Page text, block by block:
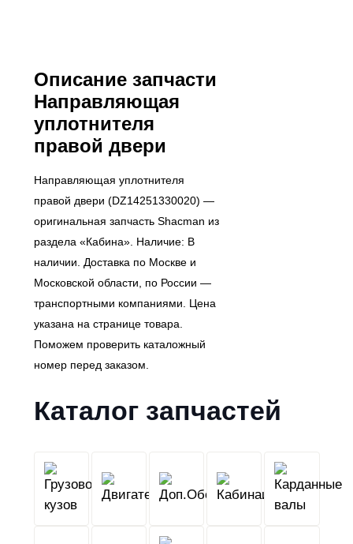
Описание запчасти
Направляющая
уплотнителя
правой двери
Направляющая уплотнителя
правой двери (DZ14251330020) —
оригинальная запчасть Shacman из
раздела «Кабина». Наличие: В
наличии. Доставка по Москве и
Московской области, по России —
транспортными компаниями. Цена
указана на странице товара.
Поможем проверить каталожный
номер перед заказом.
Каталог запчастей
Грузовой
кузов
Двигатель Кабина